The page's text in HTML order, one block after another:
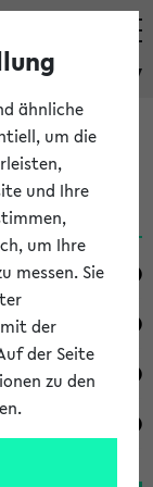
eKVV
ähnliche
um die
und Ihre
um Ihre
messen. Sie
der
der Seite
zu den